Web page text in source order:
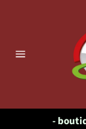
-